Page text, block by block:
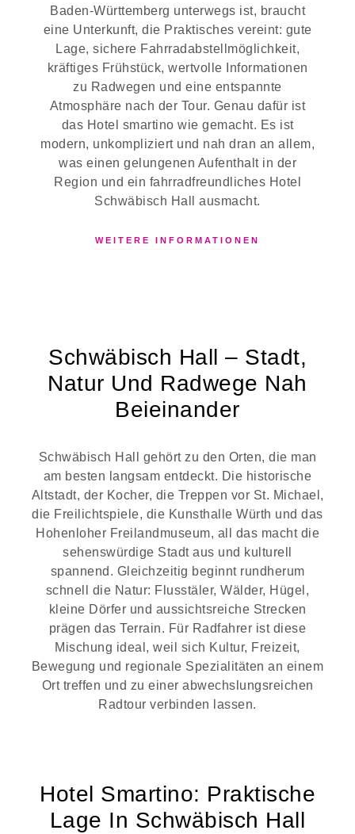
Baden-Württemberg unterwegs ist, braucht
eine Unterkunft, die Praktisches vereint: gute
Lage, sichere Fahrradabstellmöglichkeit,
kräftiges Frühstück, wertvolle Informationen
zu Radwegen und eine entspannte
Atmosphäre nach der Tour. Genau dafür ist
das Hotel smartino wie gemacht. Es ist
modern, unkompliziert und nah dran an allem,
was einen gelungenen Aufenthalt in der
Region und ein fahrradfreundliches Hotel
Schwäbisch Hall ausmacht.
WEITERE INFORMATIONEN
Schwäbisch Hall – Stadt,
Natur Und Radwege Nah
Beieinander
Schwäbisch Hall gehört zu den Orten, die man
am besten langsam entdeckt. Die historische
Altstadt, der Kocher, die Treppen vor St. Michael,
die Freilichtspiele, die Kunsthalle Würth und das
Hohenloher Freilandmuseum, all das macht die
sehenswürdige Stadt aus und kulturell
spannend. Gleichzeitig beginnt rundherum
schnell die Natur: Flusstäler, Wälder, Hügel,
kleine Dörfer und aussichtsreiche Strecken
prägen das Terrain. Für Radfahrer ist diese
Mischung ideal, weil sich Kultur, Freizeit,
Bewegung und regionale Spezialitäten an einem
Ort treffen und zu einer abwechslungsreichen
Radtour verbinden lassen.
Hotel Smartino: Praktische
Lage In Schwäbisch Hall